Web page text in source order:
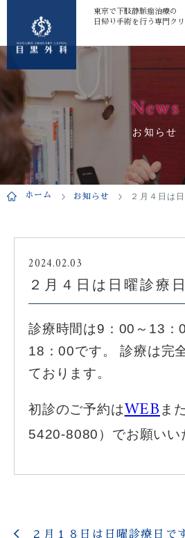
東京で下肢静脈瘤治療の
日帰り手術を行う専門ク
News
お知らせ
ホーム お知らせ ２月４日は
2024.02.03
２月４日は日曜診療
診療時間は9：00～13：
18：00です。 診療は完
ております。
初診のご予約はWEBま
5420-8080）でお願いい